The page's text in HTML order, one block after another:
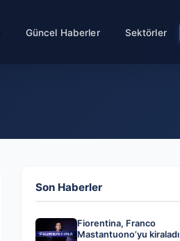
Güncel Haberler Sektörler
Son Haberler
Fiorentina, Franco
Mastantuono’yu kiraladı